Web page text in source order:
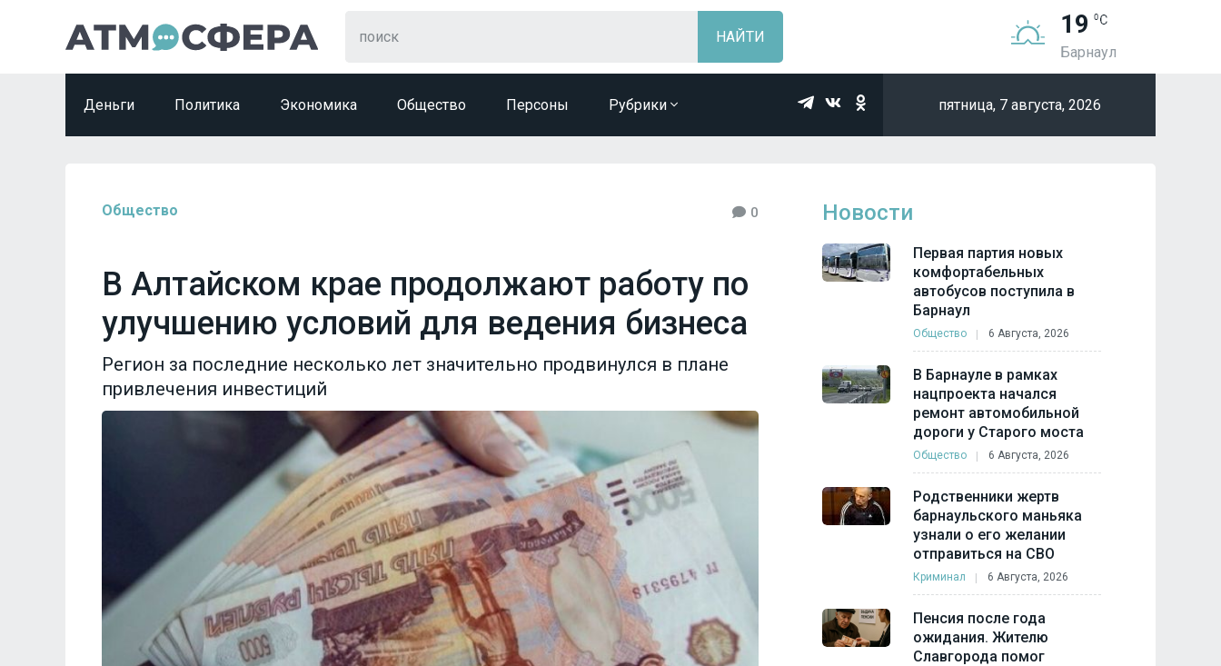
19
Барнаул
Деньги Политика Экономика Общество Персоны Рубрики пятница, 7 августа, 2026
Общество 0
В Алтайском крае продолжают работу по
улучшению условий для ведения бизнеса
Регион за последние несколько лет значительно продвинулся в плане
привлечения инвестиций
Новости
Первая партия новых
комфортабельных
автобусов поступила в
Барнаул
Общество 6 Августа, 2026
В Барнауле в рамках
нацпроекта начался
ремонт автомобильной
дороги у Старого моста
Общество 6 Августа, 2026
Родственники жертв
барнаульского маньяка
узнали о его желании
отправиться на СВО
Криминал 6 Августа, 2026
Пенсия после года
ожидания. Жителю
Славгорода помог